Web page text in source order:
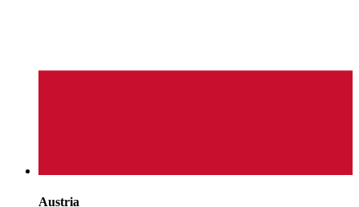
Austria